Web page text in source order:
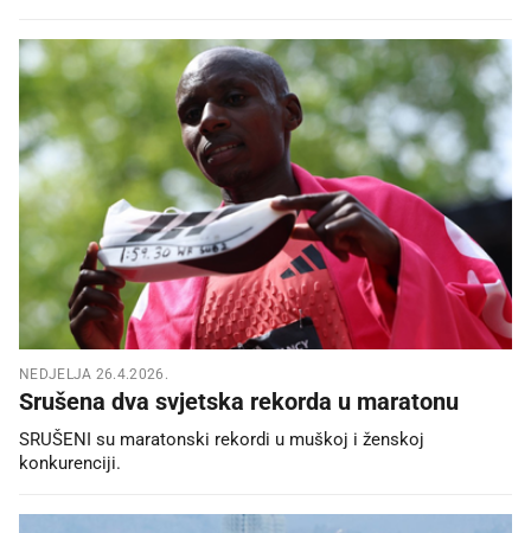
NEDJELJA 26.4.2026.
Srušena dva svjetska rekorda u maratonu
SRUŠENI su maratonski rekordi u muškoj i ženskoj
konkurenciji.